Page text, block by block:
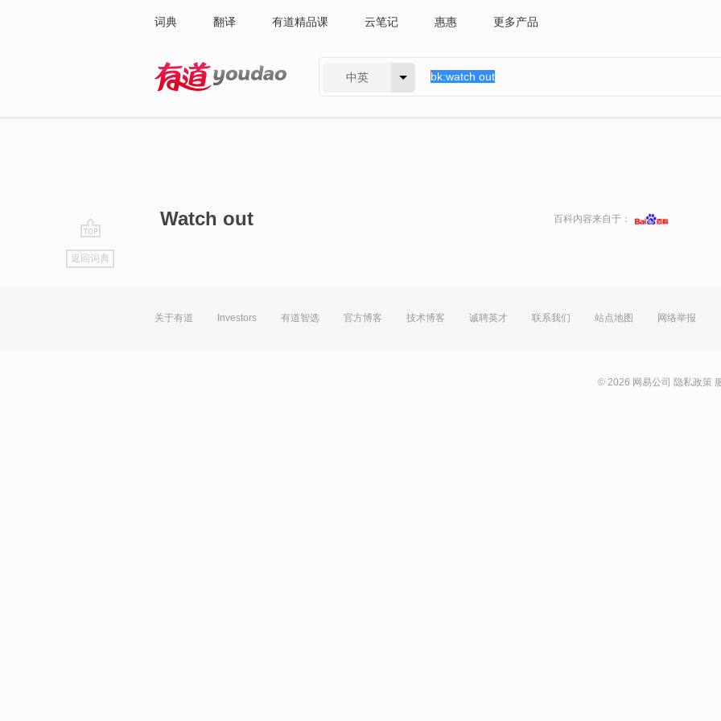
词典 翻译 有道精品课 云笔记 惠惠 更多产品
中英
go
top
返回词典
Watch out 百科内容来自于：
关于有道 Investors 有道智选 官方博客 技术博客 诚聘英才 联系我们 站点地图 网络举报
© 2026 网易公司 隐私政策